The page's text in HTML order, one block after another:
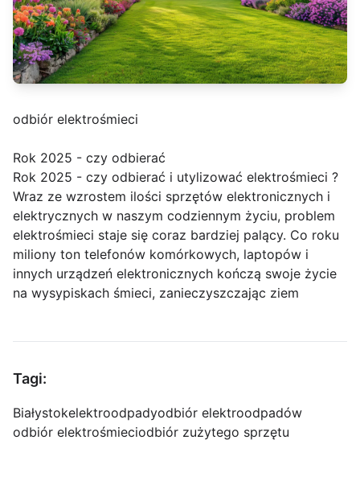
odbiór elektrośmieci
Rok 2025 - czy odbierać
Rok 2025 - czy odbierać i utylizować elektrośmieci ?
Wraz ze wzrostem ilości sprzętów elektronicznych i
elektrycznych w naszym codziennym życiu, problem
elektrośmieci staje się coraz bardziej palący. Co roku
miliony ton telefonów komórkowych, laptopów i
innych urządzeń elektronicznych kończą swoje życie
na wysypiskach śmieci, zanieczyszczając ziem
Tagi:
Białystokelektroodpadyodbiór elektroodpadów
odbiór elektrośmieciodbiór zużytego sprzętu